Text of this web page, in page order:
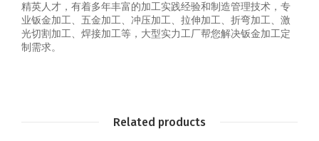
精英人才，有着多年丰富的加工实践经验和制造管理技术，专
业钣金加工、五金加工、冲压加工、拉伸加工、折弯加工、激
光切割加工、焊接加工等，大型实力工厂帮您解决钣金加工定
制需求。
Related products